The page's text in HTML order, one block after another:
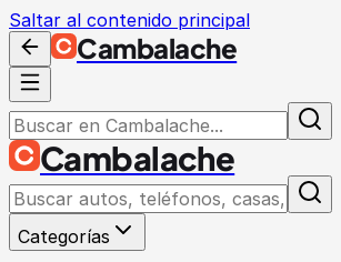
Saltar al contenido principal
Cambalache
Cambalache
Categorías